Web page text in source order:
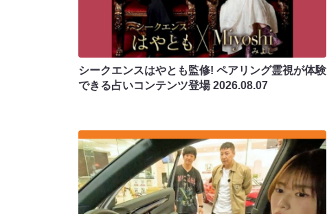
シークエンスはやとも監修! ペアリング霊視が体験
できる占いコンテンツ登場2026.08.07